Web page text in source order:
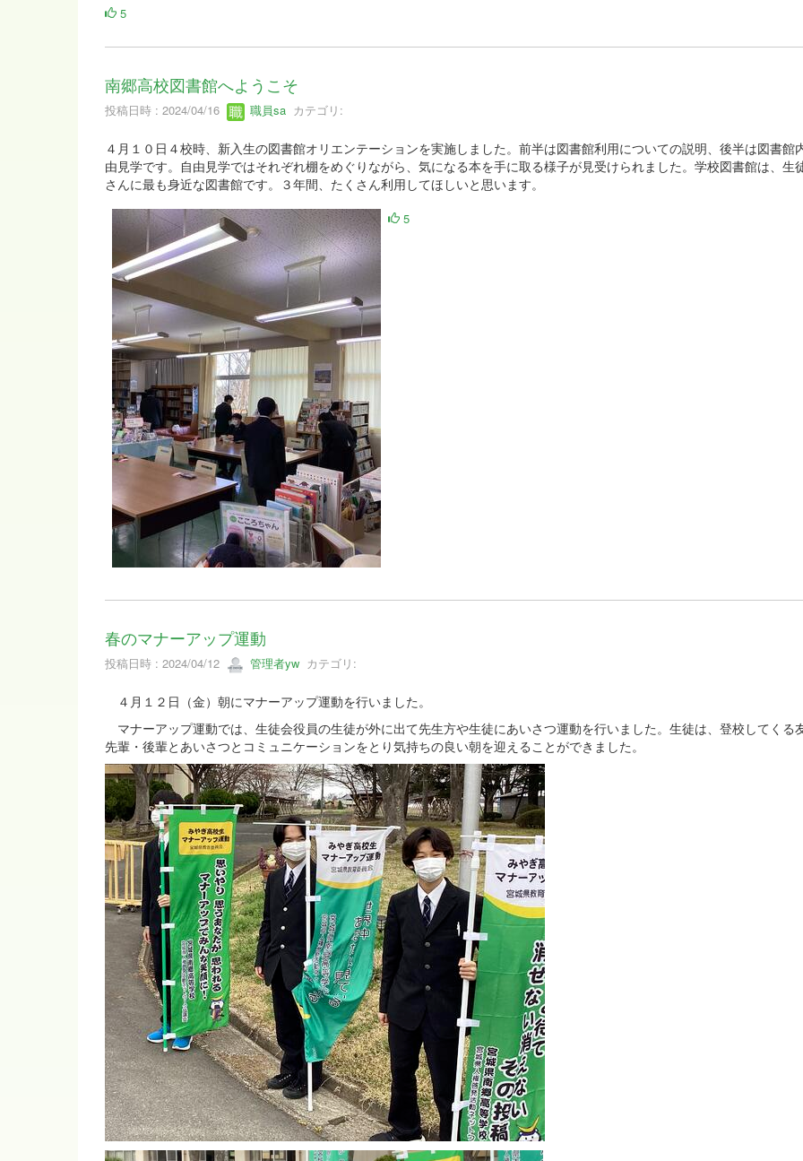
5
南郷高校図書館へようこそ
投稿日時 : 2024/04/16 職員sa カテゴリ:
４月１０日４校時、新入生の図書館オリエンテーションを実施しました。前半は図書館利用についての説明、後半は図書館
由見学です。自由見学ではそれぞれ棚をめぐりながら、気になる本を手に取る様子が見受けられました。学校図書館は、生
さんに最も身近な図書館です。３年間、たくさん利用してほしいと思います。
5
春のマナーアップ運動
投稿日時 : 2024/04/12 管理者yw カテゴリ:
４月１２日（金）朝にマナーアップ運動を行いました。
マナーアップ運動では、生徒会役員の生徒が外に出て先生方や生徒にあいさつ運動を行いました。生徒は、登校してくる
先輩・後輩とあいさつとコミュニケーションをとり気持ちの良い朝を迎えることができました。